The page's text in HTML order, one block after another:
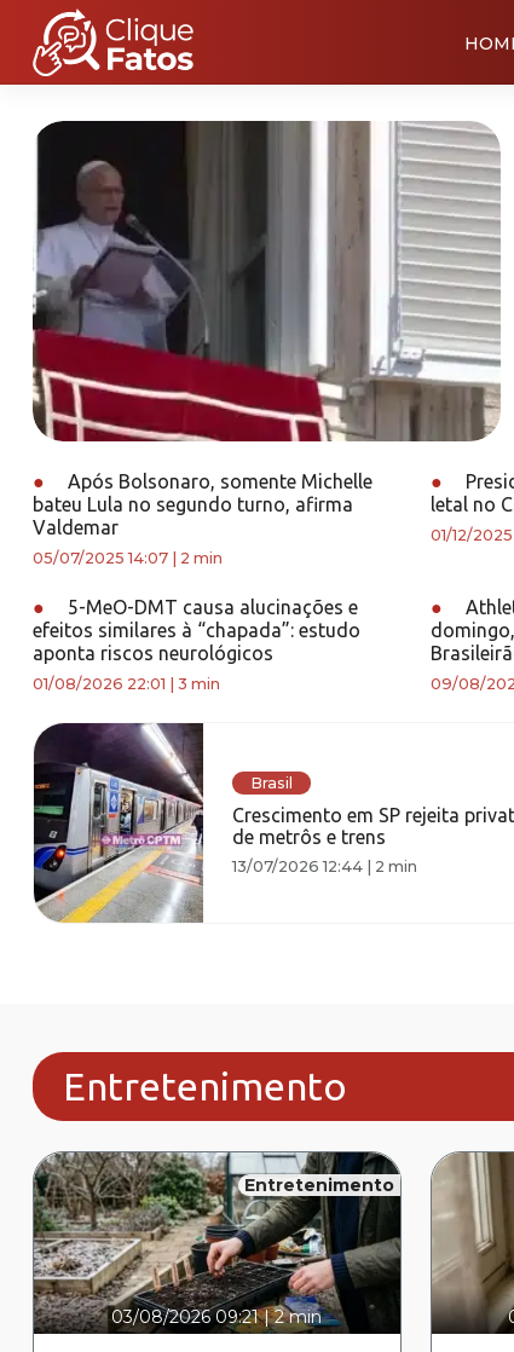
●
Após Bolsonaro, somente Michelle
bateu Lula no segundo turno, afirma
Valdemar
05/07/2025 14:07 2 min
●
letal no
01/12/
●
5-MeO-DMT causa alucinações e
efeitos similares à “chapada”: estudo
aponta riscos neurológicos
01/08/2026 22:01 3 min
●
09/08/
Brasil
Crescimento em SP rejeita
de metrôs e trens
13/07/2026 12:44| 2 min
Entretenimento
Entretenimento
03/08/2026 09:21|2 min